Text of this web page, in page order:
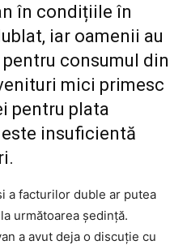
în condițiile în
iar oamenii au
consumul din
mici primesc
pentru plata
insuficientă
a facturilor duble ar putea
următoarea ședință.
a avut deja o discuție cu